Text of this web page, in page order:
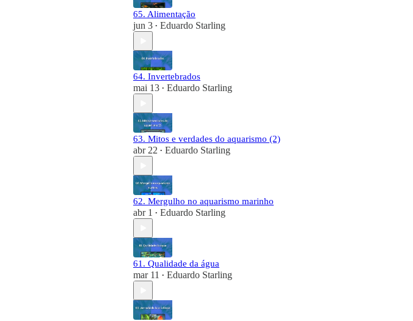
65. Alimentação
jun 3 • Eduardo Starling
64. Invertebrados
mai 13 • Eduardo Starling
63. Mitos e verdades do aquarismo (2)
abr 22 • Eduardo Starling
62. Mergulho no aquarismo marinho
abr 1 • Eduardo Starling
61. Qualidade da água
mar 11 • Eduardo Starling